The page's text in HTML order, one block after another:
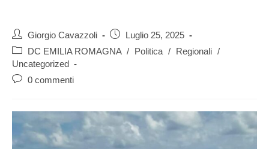
Giorgio Cavazzoli
Luglio 25, 2025
DC EMILIA ROMAGNA / Politica / Regionali /
Uncategorized
0 commenti